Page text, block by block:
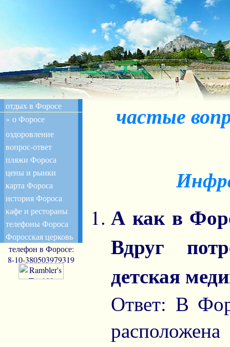
частые
А как в
Вдруг
детская
Ответ: В
отдых в Форосе
» о Форосе
оздоровление
вопрос-ответ
пляжи Фороса
цены и рынки
карта Фороса
история Фороса
кафе и рестораны
телефоны Фороса
Форосская церковь
телефон в Форосе:
8-10-380503979319